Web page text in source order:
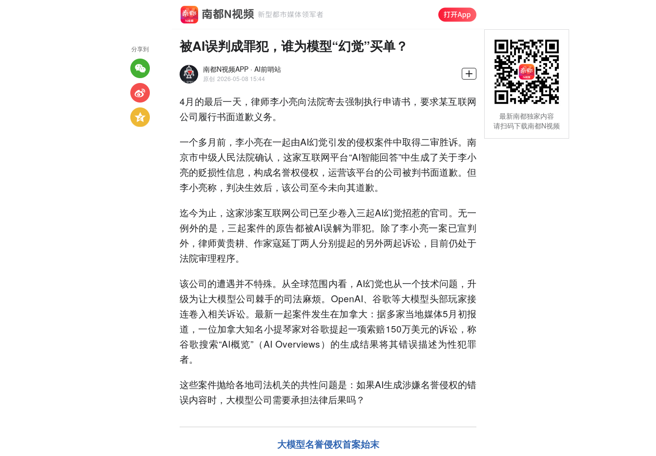
被AI误判成罪犯，谁为模型“幻觉”买单？
南都N视频APP · AI前哨站
原创 2026-05-08 15:44
4月的最后一天，律师李小亮向法院寄去强制执行申请书，要求某互联网
公司履行书面道歉义务。
一个多月前，李小亮在一起由AI幻觉引发的侵权案件中取得二审胜诉。南
京市中级人民法院确认，这家互联网平台“AI智能回答”中生成了关于李小
亮的贬损性信息，构成名誉权侵权，运营该平台的公司被判书面道歉。但
李小亮称，判决生效后，该公司至今未向其道歉。
迄今为止，这家涉案互联网公司已至少卷入三起AI幻觉招惹的官司。无一
例外的是，三起案件的原告都被AI误解为罪犯。除了李小亮一案已宣判
外，律师黄贵耕、作家寇延丁两人分别提起的另外两起诉讼，目前仍处于
法院审理程序。
该公司的遭遇并不特殊。从全球范围内看，AI幻觉也从一个技术问题，升
级为让大模型公司棘手的司法麻烦。OpenAI、谷歌等大模型头部玩家接
连卷入相关诉讼。最新一起案件发生在加拿大：据多家当地媒体5月初报
道，一位加拿大知名小提琴家对谷歌提起一项索赔150万美元的诉讼，称
谷歌搜索“AI概览”（AI Overviews）的生成结果将其错误描述为性犯罪
者。
这些案件抛给各地司法机关的共性问题是：如果AI生成涉嫌名誉侵权的错
误内容时，大模型公司需要承担法律后果吗？
大模型名誉侵权首案始末
分享到
最新南都独家内容
请扫码下载南都N视频